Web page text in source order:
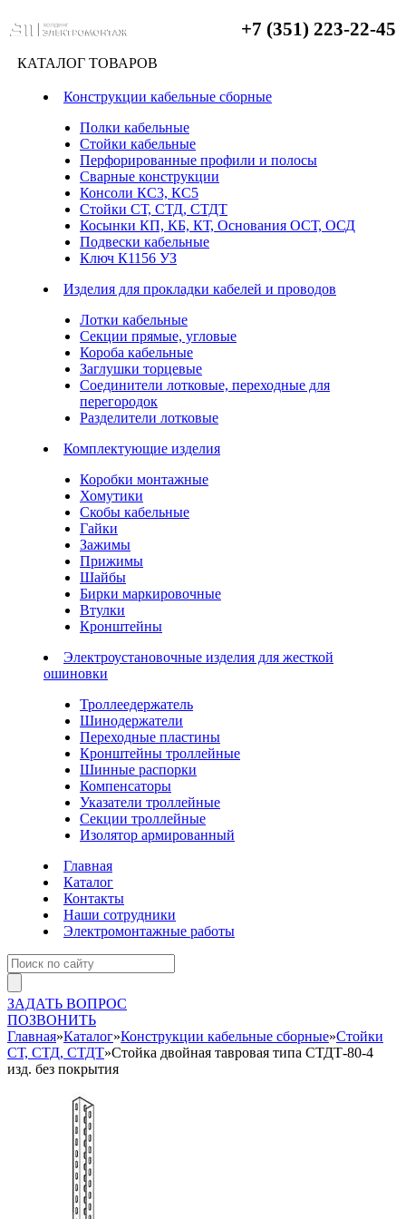
+7 (351) 223-22-45
КАТАЛОГ ТОВАРОВ
Конструкции кабельные сборные
Полки кабельные
Стойки кабельные
Перфорированные профили и полосы
Сварные конструкции
Консоли КС3, КС5
Стойки СТ, СТД, СТДТ
Косынки КП, КБ, КТ, Основания ОСТ, ОСД
Подвески кабельные
Ключ К1156 УЗ
Изделия для прокладки кабелей и проводов
Лотки кабельные
Секции прямые, угловые
Короба кабельные
Заглушки торцевые
Соединители лотковые, переходные для
перегородок
Разделители лотковые
Комплектующие изделия
Коробки монтажные
Хомутики
Скобы кабельные
Гайки
Зажимы
Прижимы
Шайбы
Бирки маркировочные
Втулки
Кронштейны
Электроустановочные изделия для жесткой
ошиновки
Троллеедержатель
Шинодержатели
Переходные пластины
Кронштейны троллейные
Шинные распорки
Компенсаторы
Указатели троллейные
Секции троллейные
Изолятор армированный
Главная
Каталог
Контакты
Наши сотрудники
Электромонтажные работы
ЗАДАТЬ ВОПРОС
ПОЗВОНИТЬ
Главная»Каталог»Конструкции кабельные сборные»Стойки
СТ, СТД, СТДТ»Стойка двойная тавровая типа СТДТ-80-4
изд. без покрытия